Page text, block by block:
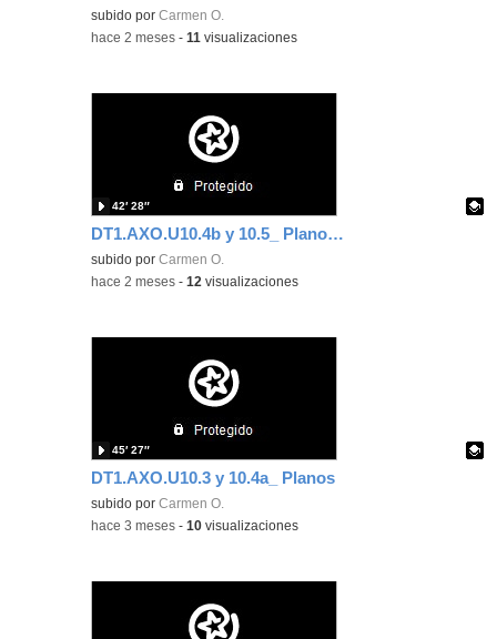
Contenido educativo.
subido porCarmen O.
-hace 2 meses -11 visualizaciones
DT1.AXO.U10.4b y 10.5_ Planos. Intersección P-P
Contenido educativo.
subido porCarmen O.
42′ 28″
-hace 2 meses -12 visualizaciones
DT1.AXO.U10.3 y 10.4a_ Planos
Contenido educativo.
subido porCarmen O.
45′ 27″
-hace 3 meses -10 visualizaciones